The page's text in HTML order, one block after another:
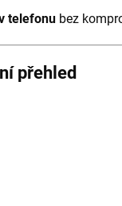
telefonu bez
přehled